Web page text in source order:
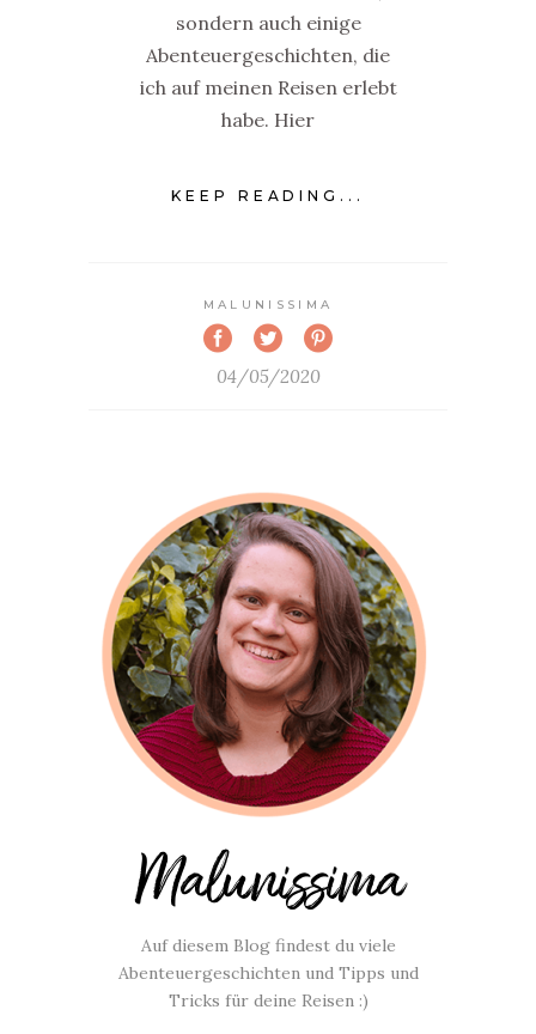
sondern auch einige
Abenteuergeschichten, die
ich auf meinen Reisen erlebt
habe. Hier
KEEP READING...
MALUNISSIMA
04/05/2020
Malunissima
Auf diesem Blog findest du viele
Abenteuergeschichten und Tipps und
Tricks für deine Reisen :)